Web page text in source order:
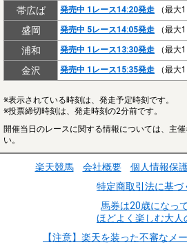
帯広ば 発売中 1レース14:20発走 （最大
盛岡 発売中 5レース14:05発走 （最大
浦和 発売中 1レース13:30発走 （最大
金沢 発売中 1レース15:35発走 （最大
※表示されている時刻は、発走予定時刻です。
※投票締切時刻は、発走時刻の2分前です。
開催当日のレースに関する情報については、主
い。
楽天競馬 会社概要 個人情報保
特定商取引法に基づ
馬券は20歳になっ
ほどよく楽しむ大人
【注意】楽天を装った不審なメ